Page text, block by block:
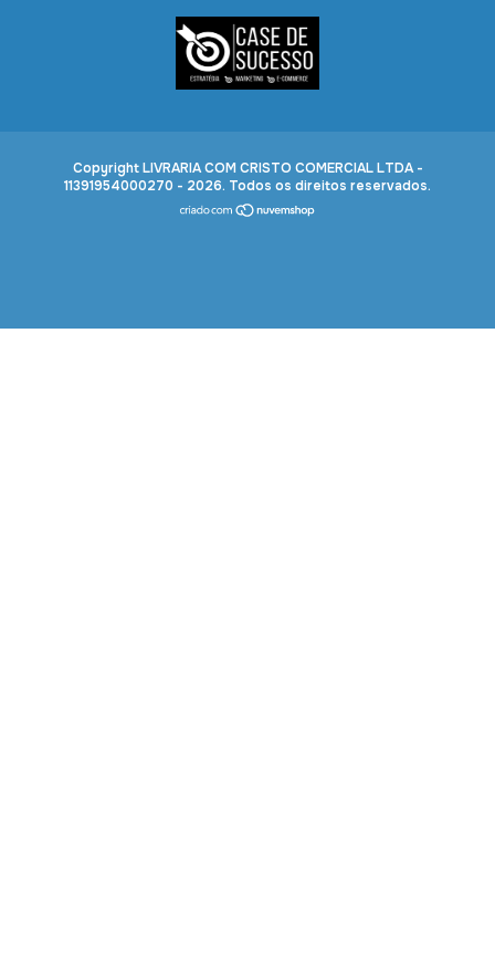
Copyright LIVRARIA COM CRISTO COMERCIAL LTDA -
11391954000270 - 2026. Todos os direitos reservados.